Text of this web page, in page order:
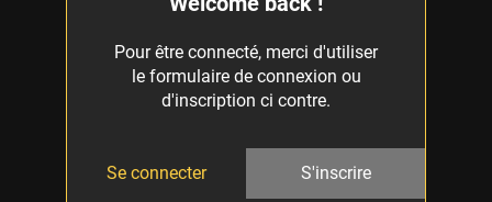
Pour être connecté, merci d'utiliser
le formulaire de connexion ou
d'inscription ci contre.
Se connecter S'inscrire